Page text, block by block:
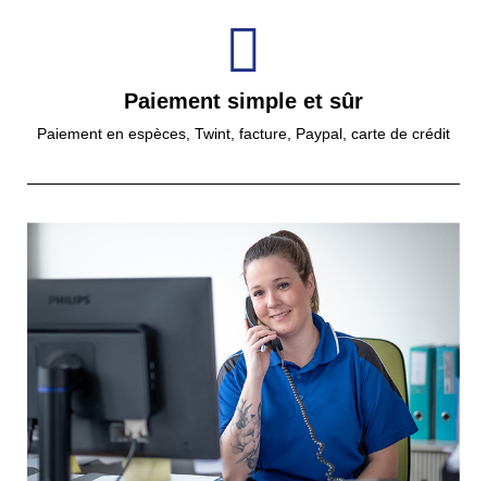
Paiement simple et sûr
Paiement en espèces, Twint, facture, Paypal, carte de crédit